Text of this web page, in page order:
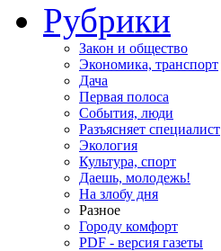
Рубрики
Закон и общество
Экономика, транспорт
Дача
Первая полоса
События, люди
Разъясняет специалист
Экология
Культура, спорт
Даешь, молодежь!
На злобу дня
Разное
Городу комфорт
PDF - версия газеты